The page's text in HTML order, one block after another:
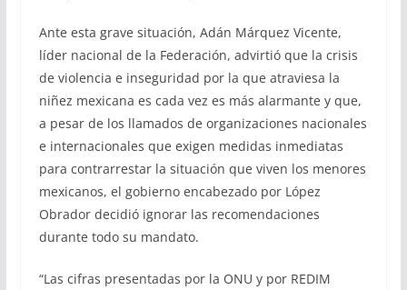
Ante esta grave situación, Adán Márquez Vicente,
líder nacional de la Federación, advirtió que la crisis
de violencia e inseguridad por la que atraviesa la
niñez mexicana es cada vez es más alarmante y que,
a pesar de los llamados de organizaciones nacionales
e internacionales que exigen medidas inmediatas
para contrarrestar la situación que viven los menores
mexicanos, el gobierno encabezado por López
Obrador decidió ignorar las recomendaciones
durante todo su mandato.
“Las cifras presentadas por la ONU y por REDIM